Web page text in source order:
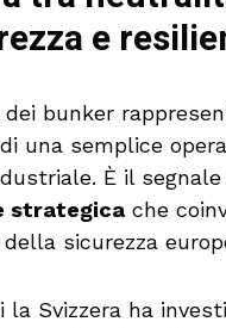
e
bunker
una semplice
È il
strategica che
sicurezza
la Svizzera ha